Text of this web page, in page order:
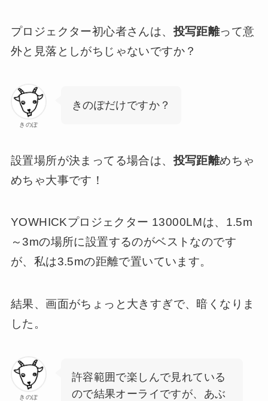
プロジェクター初心者さんは、投写距離って意
外と見落としがちじゃないですか？
きのぽ
きのぽだけですか？
設置場所が決まってる場合は、投写距離めちゃ
めちゃ大事です！
YOWHICKプロジェクター 13000LMは、1.5m
～3mの場所に設置するのがベストなのです
が、私は3.5mの距離で置いています。
結果、画面がちょっと大きすぎで、暗くなりま
した。
きのぽ
許容範囲で楽しんで見れている
ので結果オーライですが、あぶ